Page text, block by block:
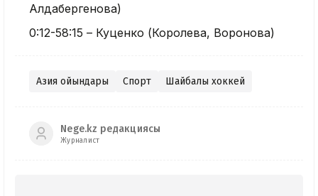
Алдабергенова)
0:12-58:15 – Куценко (Королева, Воронова)
Азия ойындары Спорт Шайбалы хоккей
Nege.kz редакциясы
Журналист